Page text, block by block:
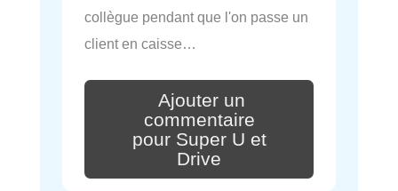
collègue pendant que l'on passe un
client en caisse…
Ajouter un
commentaire
pour Super U et
Drive